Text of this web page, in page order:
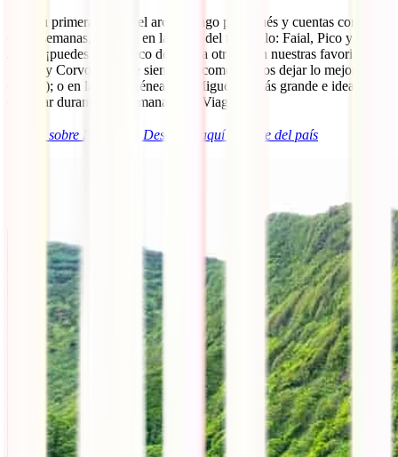
Si es tu primera vez en el archipiélago portugués y cuentas con una
o dos semanas, céntrate en las islas del triángulo: Faial, Pico y São
Jorge (¡puedes ir en barco de unas a otras!); en nuestras favoritas
Flores y Corvo (aunque siempre recomendamos dejar lo mejor para
el final); o en la heterogénea São Miguel, la más grande e ideal para
explorar durante una semana. Boa Viagem!
¿Más sobre Portugal? Descubre aquí el norte del país